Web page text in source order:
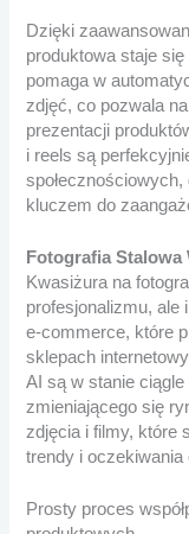
Dzięki
produktowa staje
pomaga w
zdjęć, co pozwala
prezentacji
i reels są
kluczem do
Fotografia Stalowa
Kwasiżura na
profesjonalizmu, ale
e-commerce, które
sklepach
AI są w stanie
zmieniającego się
zdjęcia i filmy, które
trendy i oczekiwania
Prosty proces